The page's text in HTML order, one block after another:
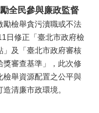
全民參與廉政監督
檢舉貪污瀆職或不法
日修正「臺北市政府檢
」及「臺北市政府審核
獎審查基準」，此次修
檢舉資源配置之公平與
清廉市政環境。